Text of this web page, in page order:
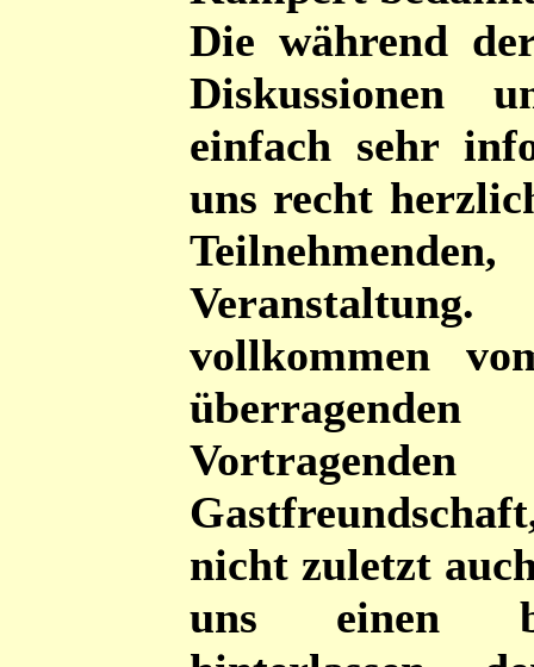
Die während
Diskussionen
einfach sehr
uns recht
vollkommen
nicht zuletzt
uns einen